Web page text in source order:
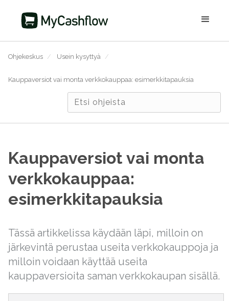
Ohjekeskus / Usein kysyttyä /
Kauppaversiot vai monta verkkokauppaa: esimerkkitapauksia
Kauppaversiot vai monta
verkkokauppaa:
esimerkkitapauksia
Tässä artikkelissa käydään läpi, milloin on
järkevintä perustaa useita verkkokauppoja ja
milloin voidaan käyttää useita
kauppaversioita saman verkkokaupan sisällä.